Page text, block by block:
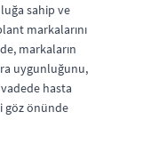
sahip ve
markalarını
markaların
uygunluğunu,
hasta
göz önünde